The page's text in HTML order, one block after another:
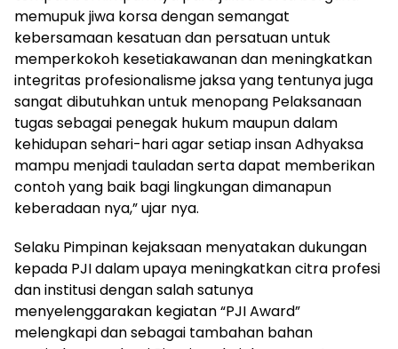
memupuk jiwa korsa dengan semangat
kebersamaan kesatuan dan persatuan untuk
memperkokoh kesetiakawanan dan meningkatkan
integritas profesionalisme jaksa yang tentunya juga
sangat dibutuhkan untuk menopang Pelaksanaan
tugas sebagai penegak hukum maupun dalam
kehidupan sehari-hari agar setiap insan Adhyaksa
mampu menjadi tauladan serta dapat memberikan
contoh yang baik bagi lingkungan dimanapun
keberadaan nya,” ujar nya.
Selaku Pimpinan kejaksaan menyatakan dukungan
kepada PJI dalam upaya meningkatkan citra profesi
dan institusi dengan salah satunya
menyelenggarakan kegiatan “PJI Award”
melengkapi dan sebagai tambahan bahan